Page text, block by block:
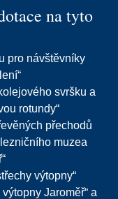
na tyto
pro návštěvníky
svršku a
rotundy“
přechodů
muzea
výtopny“
Jaroměř“ a